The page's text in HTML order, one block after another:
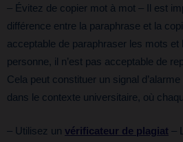
– Évitez de copier mot à mot – Il est
différence entre la paraphrase et la
acceptable de paraphraser les mots et
personne, il n’est pas acceptable de
Cela peut constituer un signal
dans le contexte universitaire, où
– Utilisez un vérificateur de plagiat –